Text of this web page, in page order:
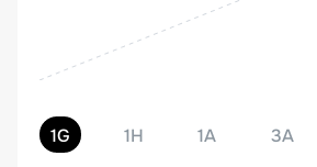
1G 1H 1A 3A